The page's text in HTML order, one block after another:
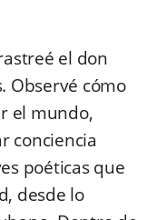
el don
Observé cómo
el mundo,
conciencia
poéticas que
desde lo